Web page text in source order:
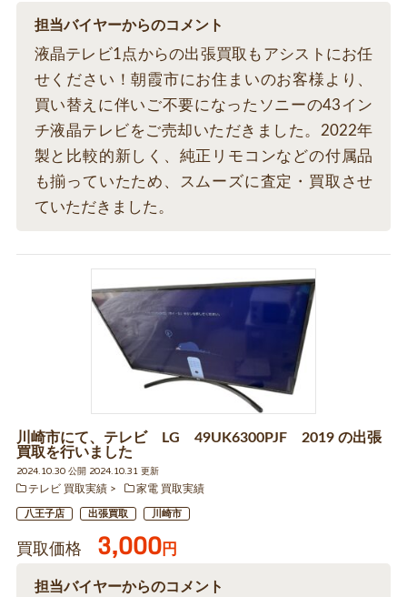
担当バイヤーからのコメント
液晶テレビ1点からの出張買取もアシストにお任
せください！朝霞市にお住まいのお客様より、
買い替えに伴いご不要になったソニーの43イン
チ液晶テレビをご売却いただきました。2022年
製と比較的新しく、純正リモコンなどの付属品
も揃っていたため、スムーズに査定・買取させ
ていただきました。
川崎市にて、テレビ LG 49UK6300PJF 2019 の出張
買取を行いました
2024.10.30 公開 2024.10.31 更新
テレビ 買取実績
家電 買取実績
八王子店 出張買取 川崎市
買取価格 3,000円
担当バイヤーからのコメント